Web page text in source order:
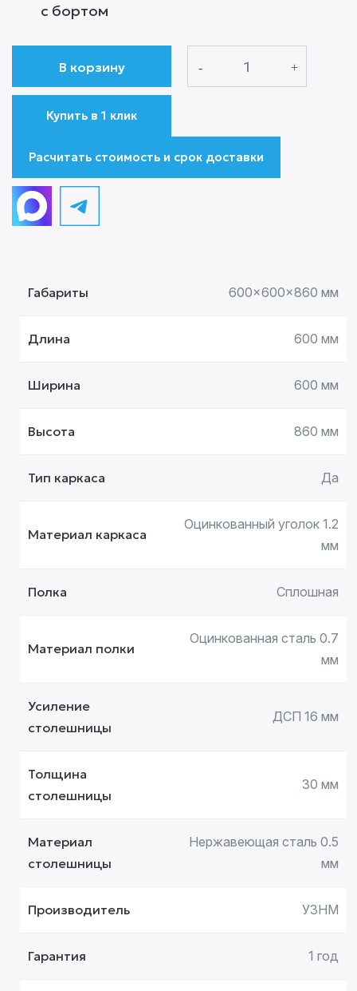
с бортом
товара
Купить в 1 клик
В корзину
Расчитать стоимость и срок доставки
Габариты 600x600x860 мм
Длина 600 мм
Ширина 600 мм
Высота 860 мм
Тип каркаса Да
Материал каркаса
Оцинкованный уголок 1.2
мм
Полка Сплошная
Материал полки
Оцинкованная сталь 0.7
мм
Усиление
столешницы
ДСП 16 мм
Толщина
столешницы
30 мм
Материал
столешницы
Нержавеющая сталь 0.5
мм
Производитель УЗНМ
Гарантия 1 год